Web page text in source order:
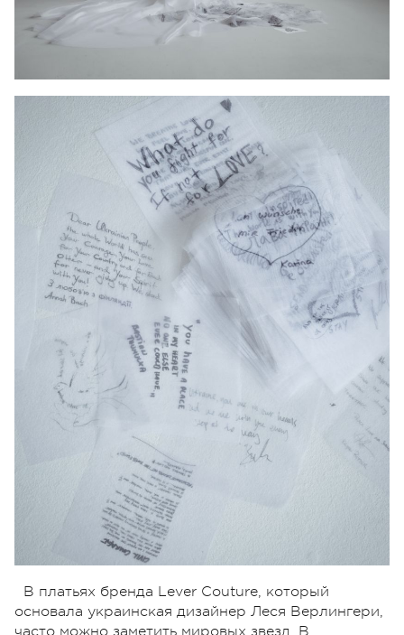
В платьях бренда Lever Couture, который
основала украинская дизайнер Леся Верлингери,
часто можно заметить мировых звезд. В